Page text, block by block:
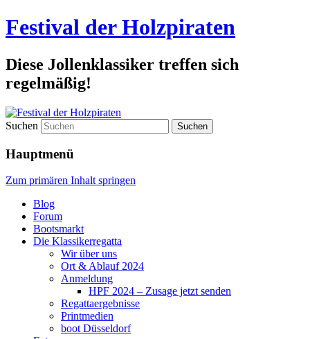
Festival der Holzpiraten
Diese Jollenklassiker treffen sich
regelmäßig!
Suchen
Hauptmenü
Zum primären Inhalt springen
Blog
Forum
Bootsmarkt
Die Klassikerregatta
Wir über uns
Ort & Ablauf 2024
Anmeldung
HPF 2024 – Zusage jetzt senden
Regattaergebnisse
Printmedien
boot Düsseldorf